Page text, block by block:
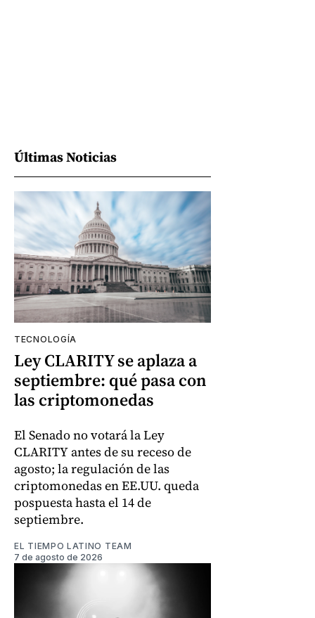
Últimas Noticias
TECNOLOGÍA
Ley CLARITY se aplaza a
septiembre: qué pasa con
las criptomonedas
El Senado no votará la Ley
CLARITY antes de su receso de
agosto; la regulación de las
criptomonedas en EE.UU. queda
pospuesta hasta el 14 de
septiembre.
EL TIEMPO LATINO TEAM
7 de agosto de 2026